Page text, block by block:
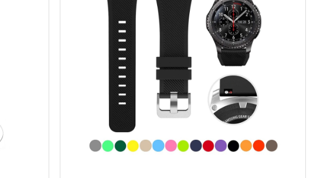
mogu
na
stranici
proizvoda